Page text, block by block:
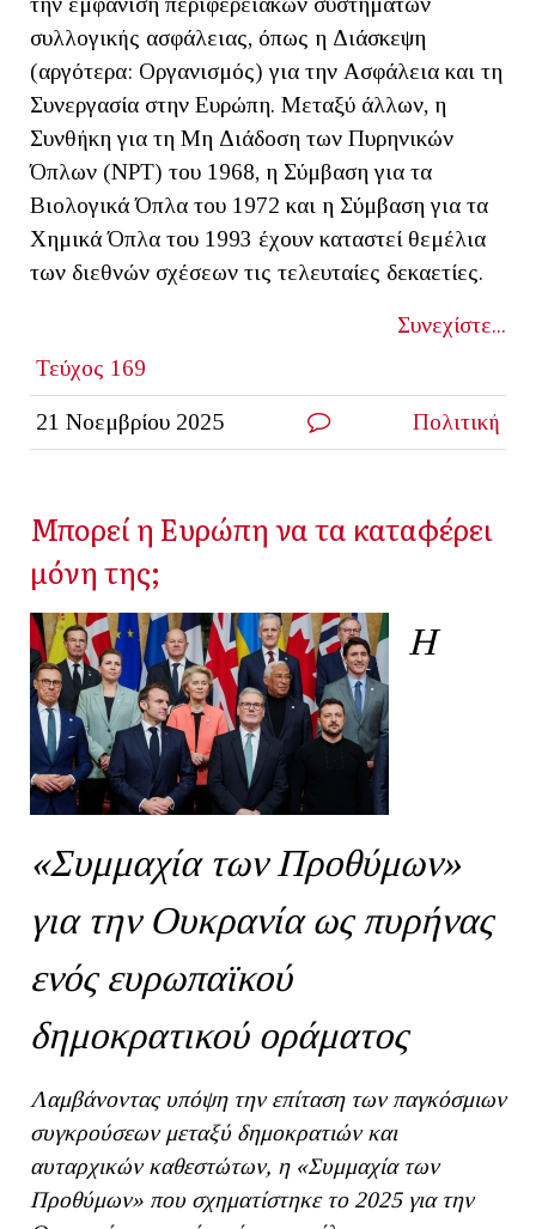
συλλογικής ασφάλειας, όπως η Διάσκεψη
(αργότερα: Οργανισμός) για την Ασφάλεια και τη
Συνεργασία στην Ευρώπη. Μεταξύ άλλων, η
Συνθήκη για τη Μη Διάδοση των Πυρηνικών
Όπλων (NPT) του 1968, η Σύμβαση για τα
Βιολογικά Όπλα του 1972 και η Σύμβαση για τα
Χημικά Όπλα του 1993 έχουν καταστεί θεμέλια
των διεθνών σχέσεων τις τελευταίες δεκαετίες.
Συνεχίστε...
Τεύχος 169
21 Νοεμβρίου 2025 Πολιτική
Μπορεί η Ευρώπη να τα καταφέρει
μόνη της;
Η
«Συμμαχία των Προθύμων»
για την Ουκρανία ως πυρήνας
ενός ευρωπαϊκού
δημοκρατικού οράματος
Λαμβάνοντας υπόψη την επίταση των παγκόσμιων
συγκρούσεων μεταξύ δημοκρατιών και
αυταρχικών καθεστώτων, η «Συμμαχία των
Προθύμων» που σχηματίστηκε το 2025 για την